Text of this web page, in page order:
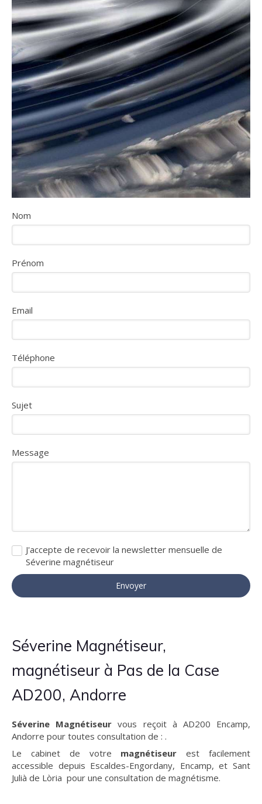
Nom
Prénom
Email
Téléphone
Sujet
Message
J'accepte de recevoir la newsletter mensuelle de
Séverine magnétiseur
Envoyer
Séverine Magnétiseur,
magnétiseur à Pas de la Case
AD200, Andorre
Séverine Magnétiseur vous reçoit à AD200 Encamp,
Andorre pour toutes consultation de : .
Le cabinet de votre magnétiseur est facilement
accessible depuis Escaldes-Engordany, Encamp, et Sant
Julià de Lòria pour une consultation de magnétisme.